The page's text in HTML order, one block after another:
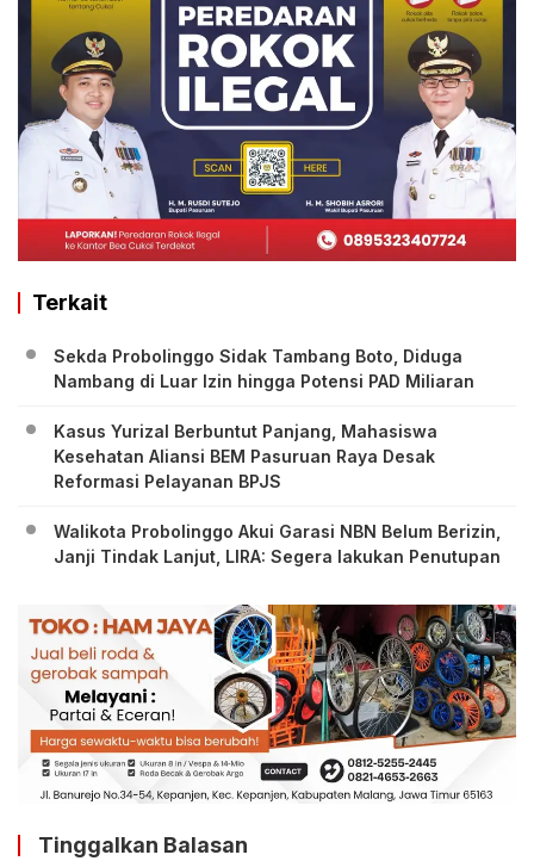
Terkait
Sekda Probolinggo Sidak Tambang Boto, Diduga
Nambang di Luar Izin hingga Potensi PAD Miliaran
Kasus Yurizal Berbuntut Panjang, Mahasiswa
Kesehatan Aliansi BEM Pasuruan Raya Desak
Reformasi Pelayanan BPJS
Walikota Probolinggo Akui Garasi NBN Belum Berizin,
Janji Tindak Lanjut, LIRA: Segera lakukan Penutupan
Tinggalkan Balasan